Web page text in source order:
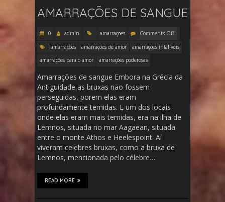
AMARRAÇÕES DE SANGUE
0 admin amarraçoes
Comments Off
amarrações
amarrações de amor
amarrações infalíveis
amarrações para o amor
amarrações poderosas
Amarrações de sangue Embora na Grécia da
Antiguidade as bruxas não fossem
perseguidas, porem elas eram
profundamente temidas. E um dos locais
onde elas eram mais temidas, era na ilha de
Lemnos, situada no mar Aagaean, situada
entre o monte Athos e Heelespoint. Aí
viveram celebres bruxas, como a bruxa de
Lemnos, mencionada pelo célebre…
READ MORE